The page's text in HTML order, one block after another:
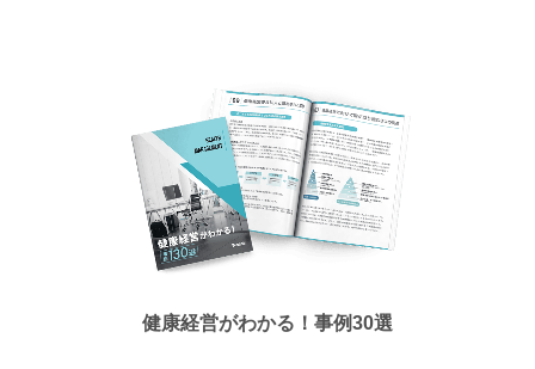
健康経営がわかる！事例30選